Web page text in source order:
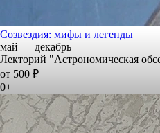
Созвездия: мифы и легенды
май — декабрь
Лекторий "Астрономическая
от 500 ₽
0+